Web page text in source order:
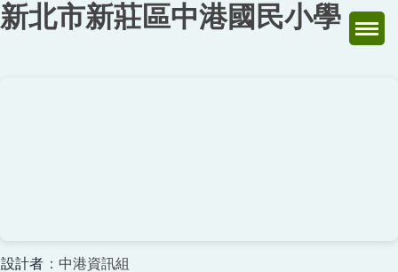
跳
到
新北市新莊區中港國民小學
設計者 ：中港資訊組